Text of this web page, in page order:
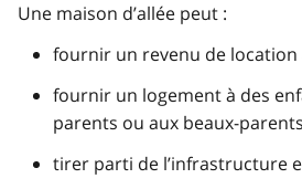
Une maison d’allée peut :
fournir un revenu de
fournir un logement à des
parents ou aux beaux-parents
tirer parti de l’infrastructure